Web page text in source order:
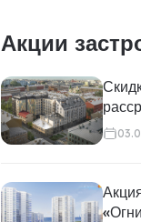
Акции